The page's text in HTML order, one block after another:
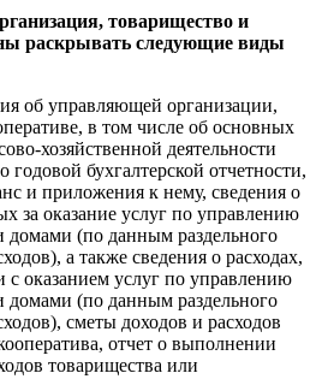
товарищество и
раскрывать следующие виды
об управляющей организации,
в том числе об основных
хозяйственной деятельности
годовой бухгалтерской отчетности,
и приложения к нему, сведения о
за оказание услуг по управлению
(по данным раздельного
а также сведения о расходах,
с оказанием услуг по управлению
(по данным раздельного
сметы доходов и расходов
отчет о выполнении
товарищества или